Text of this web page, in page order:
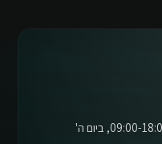
שעות הפעילות שלנו בימים א'-ד' 09:00-18:00, ביום ה'